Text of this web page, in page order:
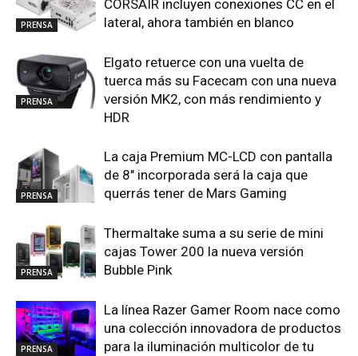
PRENSA
CORSAIR incluyen conexiones CC en el
lateral, ahora también en blanco
PRENSA
Elgato retuerce con una vuelta de
tuerca más su Facecam con una nueva
versión MK2, con más rendimiento y
HDR
PRENSA
La caja Premium MC-LCD con pantalla
de 8″ incorporada será la caja que
querrás tener de Mars Gaming
PRENSA
Thermaltake suma a su serie de mini
cajas Tower 200 la nueva versión
Bubble Pink
PRENSA
La línea Razer Gamer Room nace como
una colección innovadora de productos
para la iluminación multicolor de tu